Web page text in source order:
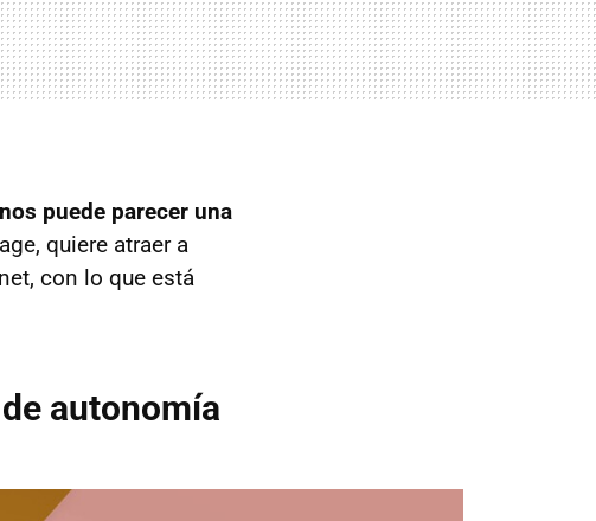
puede parecer una
quiere atraer a
con lo que está
autonomía